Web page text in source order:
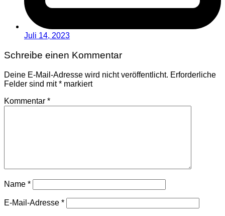
Juli 14, 2023
Schreibe einen Kommentar
Deine E-Mail-Adresse wird nicht veröffentlicht. Erforderliche
Felder sind mit* markiert
Kommentar *
Name *
E-Mail-Adresse *